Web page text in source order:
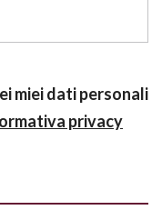
miei dati personali
privacy